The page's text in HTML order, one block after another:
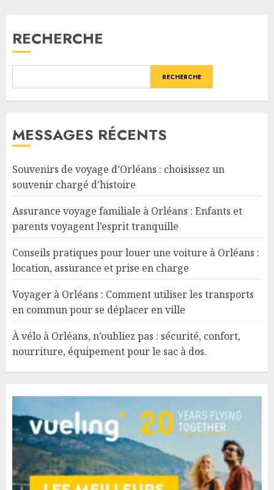
publications
RECHERCHE
RECHERCHE
MESSAGES RÉCENTS
Souvenirs de voyage d’Orléans : choisissez un
souvenir chargé d’histoire
Assurance voyage familiale à Orléans : Enfants et
parents voyagent l’esprit tranquille
Conseils pratiques pour louer une voiture à Orléans :
location, assurance et prise en charge
Voyager à Orléans : Comment utiliser les transports
en commun pour se déplacer en ville
À vélo à Orléans, n’oubliez pas : sécurité, confort,
nourriture, équipement pour le sac à dos.